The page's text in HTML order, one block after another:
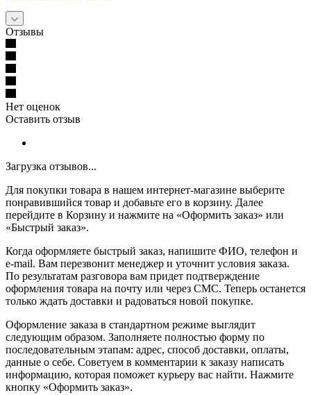
Отзывы
Нет оценок
Оставить отзыв
Загрузка отзывов...
Для покупки товара в нашем интернет-магазине выберите
понравившийся товар и добавьте его в корзину. Далее
перейдите в Корзину и нажмите на «Оформить заказ» или
«Быстрый заказ».
Когда оформляете быстрый заказ, напишите ФИО, телефон и
e-mail. Вам перезвонит менеджер и уточнит условия заказа.
По результатам разговора вам придет подтверждение
оформления товара на почту или через СМС. Теперь останется
только ждать доставки и радоваться новой покупке.
Оформление заказа в стандартном режиме выглядит
следующим образом. Заполняете полностью форму по
последовательным этапам: адрес, способ доставки, оплаты,
данные о себе. Советуем в комментарии к заказу написать
информацию, которая поможет курьеру вас найти. Нажмите
кнопку «Оформить заказ».